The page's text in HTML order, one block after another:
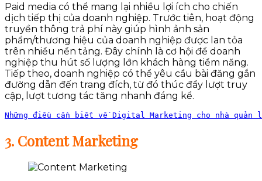
Paid media có thể mang lại nhiều lợi ích cho chiến
dịch tiếp thị của doanh nghiệp. Trước tiên, hoạt động
truyền thông trả phí này giúp hình ảnh sản
phẩm/thương hiệu của doanh nghiệp được lan tỏa
trên nhiều nền tảng. Đây chính là cơ hội để doanh
nghiệp thu hút số lượng lớn khách hàng tiềm năng.
Tiếp theo, doanh nghiệp có thể yêu cầu bài đăng gắn
đường dẫn đến trang đích, từ đó thúc đẩy lượt truy
cập, lượt tương tác tăng nhanh đáng kể.
Những điều cần biết về Digital Marketing cho nhà quản
3. Content Marketing